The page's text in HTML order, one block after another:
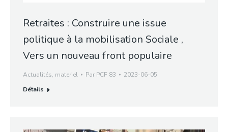
Retraites : Construire une issue
politique à la mobilisation Sociale ,
Vers un nouveau front populaire
Actualités, materiel Par PCF 83
2023-06-05
Détails